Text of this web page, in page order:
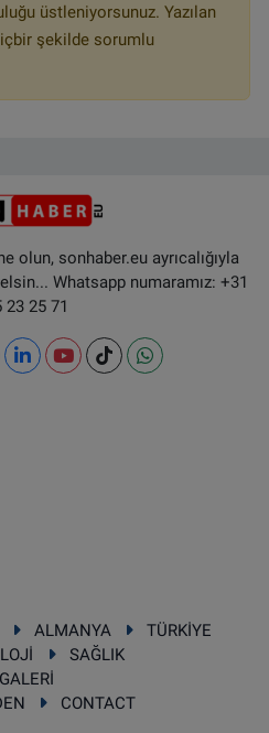
üstleniyorsunuz. Yazılan
şekilde sorumlu
olun, sonhaber.eu ayrıcalığıyla
Whatsapp numaramız: +31
23 25 71
ALMANYA
TÜRKİYE
SAĞLIK
CONTACT